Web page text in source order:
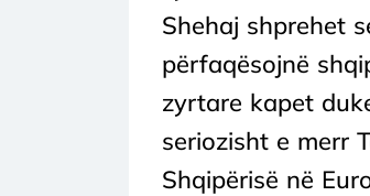
Shehaj shprehet
përfaqësojnë
zyrtare kapet
seriozisht e merr
Shqipërisë në